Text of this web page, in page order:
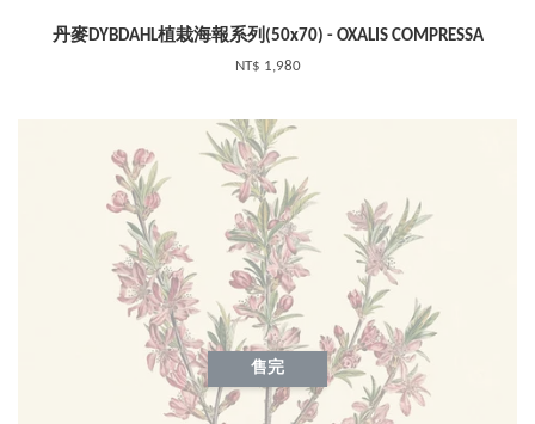
丹麥DYBDAHL植栽海報系列(50x70) - OXALIS COMPRESSA
NT$ 1,980
售完